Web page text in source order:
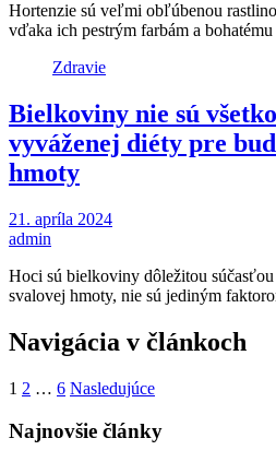
Hortenzie sú veľmi obľúbenou
vďaka ich pestrým farbám a
Zdravie
Bielkoviny nie sú
vyváženej diéty pre
hmoty
21. apríla 2024
admin
Hoci sú bielkoviny dôležitou
svalovej hmoty, nie sú jediným
Navigácia v článkoch
1 2 … 6 Nasledujúce
Najnovšie články